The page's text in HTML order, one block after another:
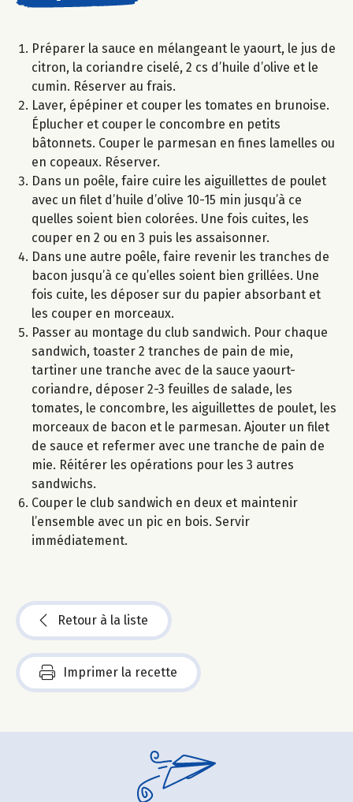
Préparer la sauce en mélangeant le yaourt, le jus de
citron, la coriandre ciselé, 2 cs d’huile d’olive et le
cumin. Réserver au frais.
Laver, épépiner et couper les tomates en brunoise.
Éplucher et couper le concombre en petits
bâtonnets. Couper le parmesan en fines lamelles ou
en copeaux. Réserver.
Dans un poêle, faire cuire les aiguillettes de poulet
avec un filet d’huile d’olive 10-15 min jusqu’à ce
quelles soient bien colorées. Une fois cuites, les
couper en 2 ou en 3 puis les assaisonner.
Dans une autre poêle, faire revenir les tranches de
bacon jusqu’à ce qu’elles soient bien grillées. Une
fois cuite, les déposer sur du papier absorbant et
les couper en morceaux.
Passer au montage du club sandwich. Pour chaque
sandwich, toaster 2 tranches de pain de mie,
tartiner une tranche avec de la sauce yaourt-
coriandre, déposer 2-3 feuilles de salade, les
tomates, le concombre, les aiguillettes de poulet, les
morceaux de bacon et le parmesan. Ajouter un filet
de sauce et refermer avec une tranche de pain de
mie. Réitérer les opérations pour les 3 autres
sandwichs.
Couper le club sandwich en deux et maintenir
l’ensemble avec un pic en bois. Servir
immédiatement.
Retour à la liste
Imprimer la recette